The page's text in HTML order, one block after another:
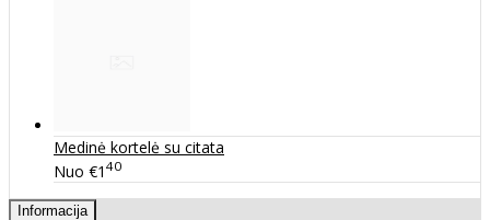
Medinė kortelė su citata
Nuo €1 40
Informacija